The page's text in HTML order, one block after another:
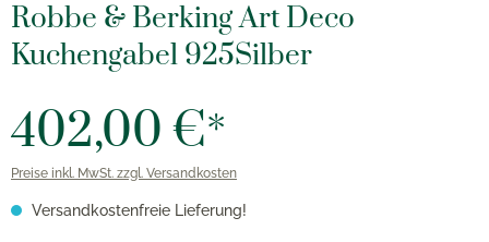
Robbe & Berking Art Deco
Kuchengabel 925Silber
402,00 €*
Preise inkl. MwSt. zzgl. Versandkosten
Versandkostenfreie Lieferung!